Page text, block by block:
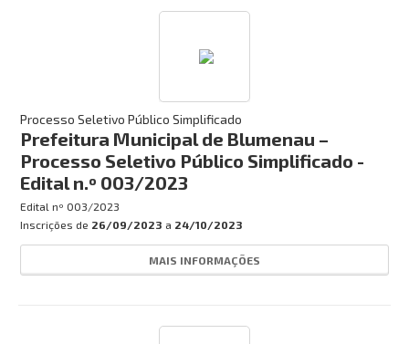
Processo Seletivo Público Simplificado
Prefeitura Municipal de Blumenau –
Processo Seletivo Público Simplificado -
Edital n.º 003/2023
Edital nº 003/2023
Inscrições de 26/09/2023 a 24/10/2023
MAIS INFORMAÇÕES